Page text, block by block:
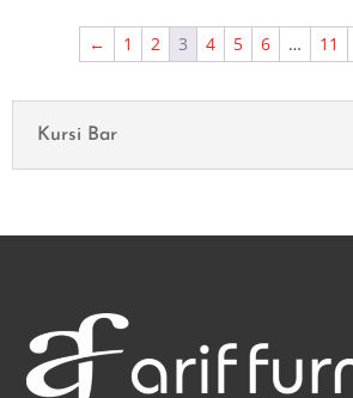
← 1 2 3 4 5 6 … 11
Kursi Bar